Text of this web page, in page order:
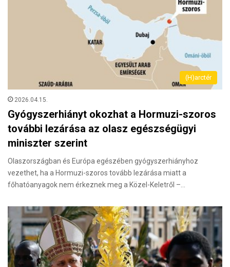
(H)arctér
2026.04.15.
Gyógyszerhiányt okozhat a Hormuzi-szoros
további lezárása az olasz egészségügyi
miniszter szerint
Olaszországban és Európa egészében gyógyszerhiányhoz
vezethet, ha a Hormuzi-szoros tovább lezárása miatt a
főhatóanyagok nem érkeznek meg a Közel-Keletről –…